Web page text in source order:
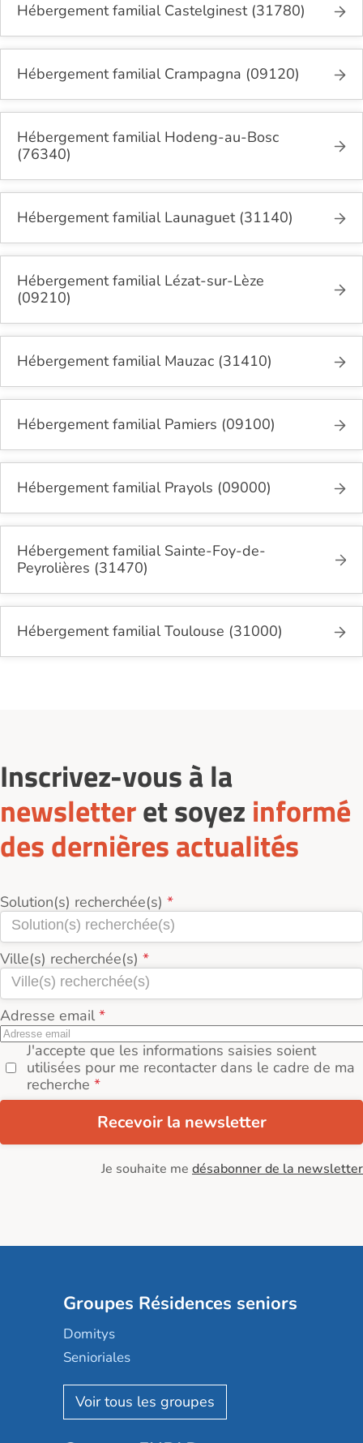
Hébergement familial Castelginest (31780)
Hébergement familial Crampagna (09120)
Hébergement familial Hodeng-au-Bosc
(76340)
Hébergement familial Launaguet (31140)
Hébergement familial Lézat-sur-Lèze
(09210)
Hébergement familial Mauzac (31410)
Hébergement familial Pamiers (09100)
Hébergement familial Prayols (09000)
Hébergement familial Sainte-Foy-de-
Peyrolières (31470)
Hébergement familial Toulouse (31000)
Inscrivez-vous à la
newsletteret soyez informé
des dernières actualités
Solution(s) recherchée(s)
Ville(s) recherchée(s)
Adresse email
J'accepte que les informations saisies soient
utilisées pour me recontacter dans le cadre de ma
recherche
Recevoir la newsletter
Je souhaite me désabonner de la newsletter
Groupes Résidences seniors
Domitys
Senioriales
Nohée
Les Résidentiels